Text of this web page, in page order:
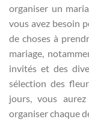
organiser un
vous avez besoin
de choses à
mariage,
invités et des
sélection des
jours, vous
organiser chaque